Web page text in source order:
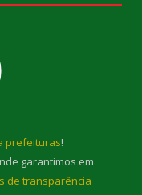
prefeituras!
garantimos em
de transparência